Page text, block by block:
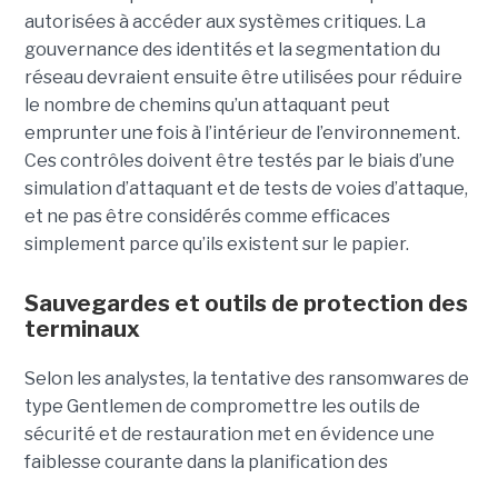
autorisées à accéder aux systèmes critiques. La
gouvernance des identités et la segmentation du
réseau devraient ensuite être utilisées pour réduire
le nombre de chemins qu’un attaquant peut
emprunter une fois à l’intérieur de l’environnement.
Ces contrôles doivent être testés par le biais d’une
simulation d’attaquant et de tests de voies d’attaque,
et ne pas être considérés comme efficaces
simplement parce qu’ils existent sur le papier.
Sauvegardes et outils de protection des
terminaux
Selon les analystes, la tentative des ransomwares de
type Gentlemen de compromettre les outils de
sécurité et de restauration met en évidence une
faiblesse courante dans la planification des